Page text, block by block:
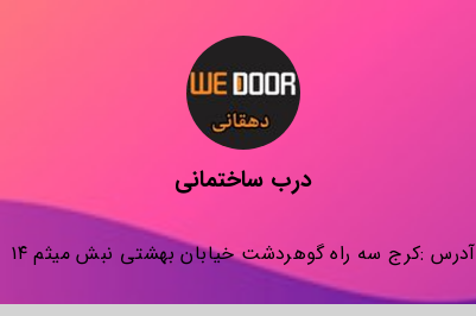
درب ساختمانی
آدرس :کرج سه راه گوهردشت خیابان بهشتی نبش میثم ۱۴